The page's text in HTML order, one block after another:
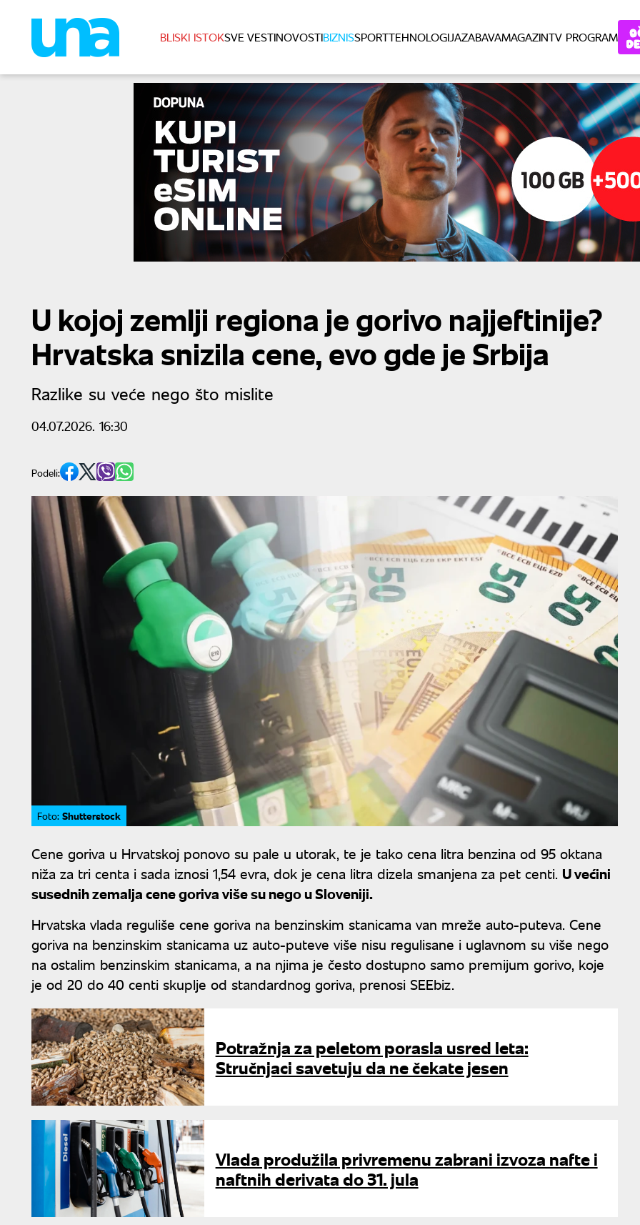
BLISKI ISTOKSVE VESTINOVOSTIBIZNISSPORTTEHNOLOGIJAZABAVAMAGAZINTV PROGRAM
U kojoj zemlji regiona je gorivo najjeftinije?
Hrvatska snizila cene, evo gde je Srbija
Razlike su veće nego što mislite
04.07.2026. 16:30
Podeli:
Foto: Shutterstock
Cene goriva u Hrvatskoj ponovo su pale u utorak, te je tako cena litra benzina od 95 oktana
niža za tri centa i sada iznosi 1,54 evra, dok je cena litra dizela smanjena za pet centi. U većini
susednih zemalja cene goriva više su nego u Sloveniji.
Hrvatska vlada reguliše cene goriva na benzinskim stanicama van mreže auto-puteva. Cene
goriva na benzinskim stanicama uz auto-puteve više nisu regulisane i uglavnom su više nego
na ostalim benzinskim stanicama, a na njima je često dostupno samo premijum gorivo, koje
je od 20 do 40 centi skuplje od standardnog goriva, prenosi SEEbiz.
Potražnja za peletom porasla usred leta:
Stručnjaci savetuju da ne čekate jesen
Vlada produžila privremenu zabrani izvoza nafte i
naftnih derivata do 31. jula